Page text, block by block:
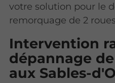
votre solution pour le
remorquage de 2
Intervention
dépannage
aux Sables-